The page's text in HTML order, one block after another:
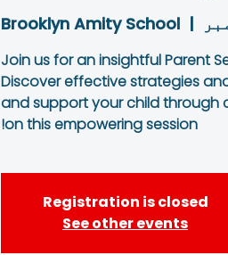
  |
Brooklyn Amity School
Join us for an insightful Parent
Discover effective strategies
and support your child through
on this empowering session!
Registration is closed
See other events